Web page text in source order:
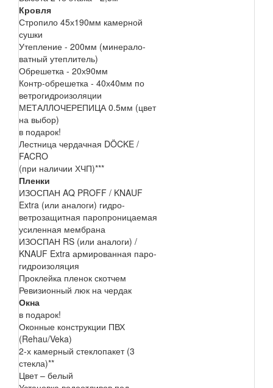
Кровля
Стропило 45х190мм камерной
сушки
Утепление - 200мм (минерало-
ватный утеплитель)
Обрешетка - 20х90мм
Контр-обрешетка - 40х40мм по
ветрогидроизоляции
МЕТАЛЛОЧЕРЕПИЦА 0.5мм (цвет
на выбор)
в подарок!
Лестница чердачная DÖCKE /
FACRO
(при наличии ХЧП)***
Пленки
ИЗОСПАН AQ PROFF / KNAUF
Extra (или аналоги) гидро-
ветрозащитная паропроницаемая
усиленная мембрана
ИЗОСПАН RS (или аналоги) /
KNAUF Extra армированная паро-
гидроизоляция
Проклейка пленок скотчем
Ревизионный люк на чердак
Окна
в подарок!
Оконные конструкции ПВХ
(Rehau/Veka)
2-х камерный стеклопакет (3
стекла)**
Цвет – белый